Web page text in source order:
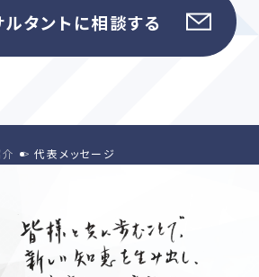
ルタントに相談する
代表メッセージ